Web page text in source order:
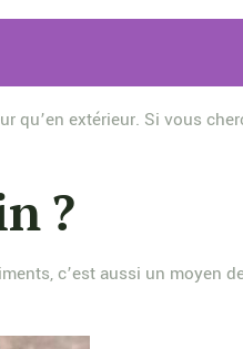
qu’en extérieur. Si vous
?
c’est aussi un moyen